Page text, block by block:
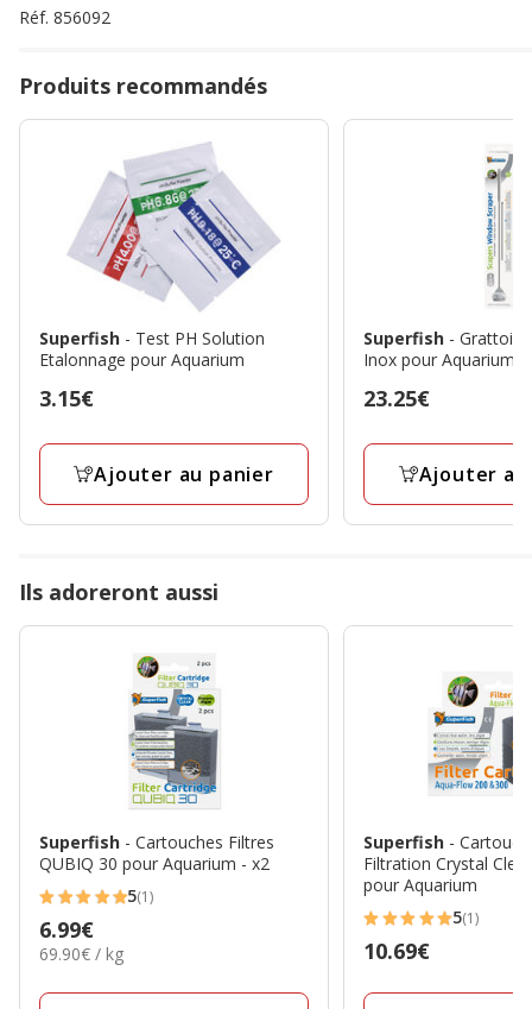
Réf. 856092
Produits recommandés
Superfish - Test PH Solution
Etalonnage pour Aquarium
Prix
3.15€
Ajouter au panier
Superfish - Grattoir
Inox pour Aquarium -
Prix
23.25€
Ajouter
Ils adoreront aussi
Superfish - Cartouches Filtres
QUBIQ 30 pour Aquarium - x2
5
étoiles
avec
1
5(1)
Prix
6.99€
6.99€
69.90€
Kg
69.90€ / kg
Superfish -
Filtration Crystal
pour Aquarium
5
étoiles
avec
5(1)
Prix
10.69€